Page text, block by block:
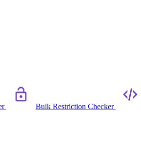
Bulk Restriction Checker